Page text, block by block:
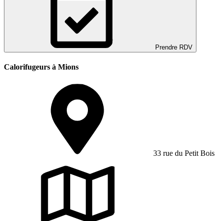
Prendre RDV
Calorifugeurs à Mions
33 rue du Petit Bois